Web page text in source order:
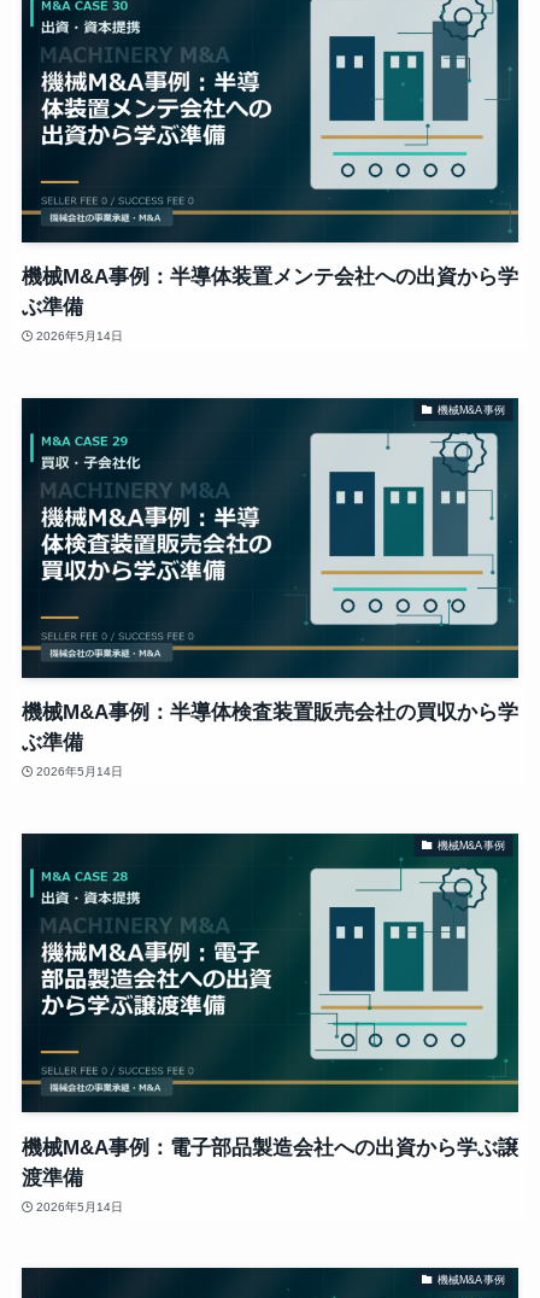
機械M&A事例：半導体装置メンテ会社への出資から学
ぶ準備
2026年5月14日
機械M&A事例
機械M&A事例：半導体検査装置販売会社の買収から学
ぶ準備
2026年5月14日
機械M&A事例
機械M&A事例：電子部品製造会社への出資から学ぶ譲
渡準備
2026年5月14日
機械M&A事例